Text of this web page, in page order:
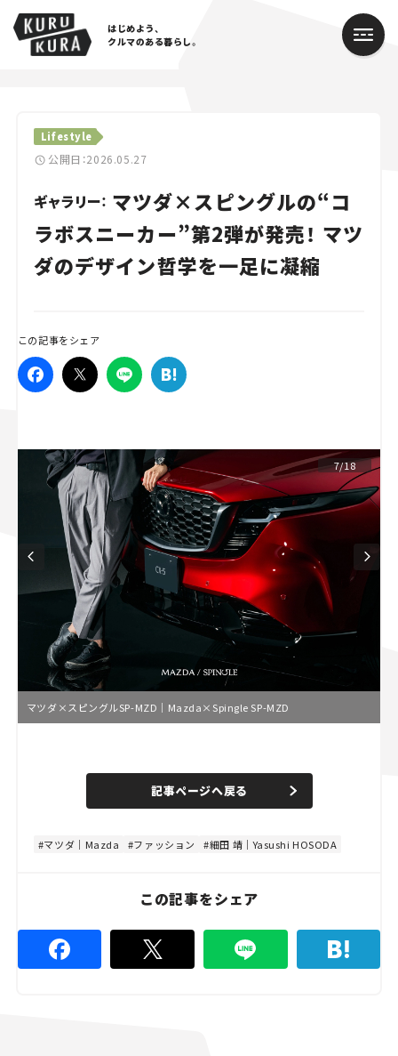
はじめよう、
クルマのある暮らし。
Lifestyle
公開日：2026.05.27
ギャラリー： マツダ×スピングルの“コ
ラボスニーカー”第2弾が発売！ マツ
ダのデザイン哲学を一足に凝縮
この記事をシェア
7/18
マツダ×スピングルSP-MZD｜Mazda×Spingle SP-MZD
n
e
d
4
%
記事ページへ戻る
マツダ｜Mazda ファッション 細田 靖｜Yasushi HOSODA
この記事をシェア
Cars
Lifestyle
Traffic
Special
Campaign
人気のハッシュタグ